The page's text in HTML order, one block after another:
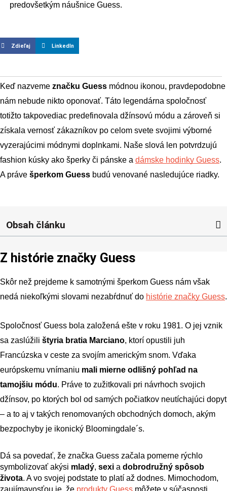
predovšetkým náušnice Guess.
Zdieľaj LinkedIn
Keď nazveme značku Guess módnou ikonou, pravdepodobne
nám nebude nikto oponovať. Táto legendárna spoločnosť
totižto takpovediac predefinovala džínsovú módu a zároveň si
získala vernosť zákazníkov po celom svete svojimi výborné
vyzerajúcimi módnymi doplnkami. Naše slová len potvrdzujú
fashion kúsky ako šperky či pánske a dámske hodinky Guess.
A práve šperkom Guess budú venované nasledujúce riadky.
Obsah článku
Z histórie značky Guess
Skôr než prejdeme k samotnými šperkom Guess nám však
nedá niekoľkými slovami nezabŕdnuť do histórie značky Guess.
Spoločnosť Guess bola založená ešte v roku 1981. O jej vznik
sa zaslúžili štyria bratia Marciano, ktorí opustili juh
Francúzska v ceste za svojím americkým snom. Vďaka
európskemu vnímaniu mali mierne odlišný pohľad na
tamojšiu módu. Práve to zužitkovali pri návrhoch svojich
džínsov, po ktorých bol od samých počiatkov neutíchajúci dopyt
– a to aj v takých renomovaných obchodných domoch, akým
bezpochyby je ikonický Bloomingdale´s.
Dá sa povedať, že značka Guess začala pomerne rýchlo
symbolizovať akýsi mladý, sexi a dobrodružný spôsob
života. A vo svojej podstate to platí až dodnes. Mimochodom,
zaujímavosťou je, že produkty Guess môžete v súčasnosti